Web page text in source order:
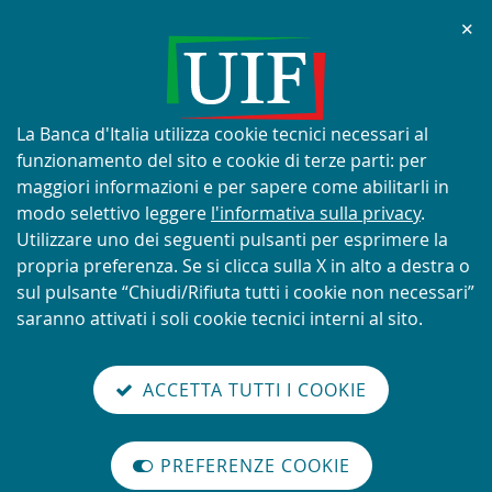
Tentativi di truffa con utilizzo
improprio del nome e del logo
della UIF
SCOPRI DI PIÙ
Cerca
nel
Organizzazione
Rilevazione ai sensi del Regolamento (UE) 2878/2023 - Precisazioni e file
✕
Informativa
sui
cookie:
La Banca d'Italia utilizza cookie tecnici necessari al
funzionamento del sito e cookie di terze parti: per
maggiori informazioni e per sapere come abilitarli in
modo selettivo leggere l'informativa sulla privacy.
Utilizzare uno dei seguenti pulsanti per esprimere la
propria preferenza. Se si clicca sulla X in alto a destra o
sul pulsante “Chiudi/Rifiuta tutti i cookie non necessari”
saranno attivati i soli cookie tecnici interni al sito.
ACCETTA TUTTI I COOKIE
PREFERENZE COOKIE